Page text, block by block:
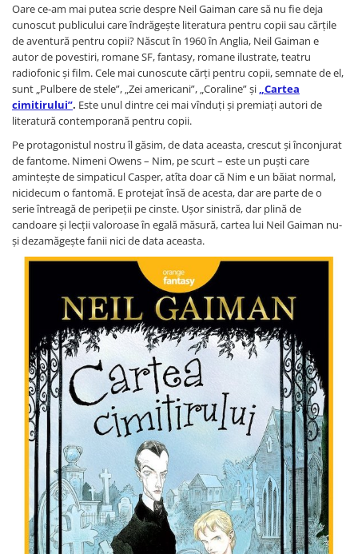
Oare ce-am mai putea scrie despre Neil Gaiman care să nu fie deja
cunoscut publicului care îndrăgește literatura pentru copii sau cărțile
de aventură pentru copii? Născut în 1960 în Anglia, Neil Gaiman e
autor de povestiri, romane SF, fantasy, romane ilustrate, teatru
radiofonic și film. Cele mai cunoscute cărți pentru copii, semnate de el,
sunt „Pulbere de stele”, „Zei americani”, „Coraline” și „Cartea
cimitirului”. Este unul dintre cei mai vînduți și premiați autori de
literatură contemporană pentru copii.
Pe protagonistul nostru îl găsim, de data aceasta, crescut și înconjurat
de fantome. Nimeni Owens – Nim, pe scurt – este un puști care
amintește de simpaticul Casper, atîta doar că Nim e un băiat normal,
nicidecum o fantomă. E protejat însă de acesta, dar are parte de o
serie întreagă de peripeții pe cinste. Ușor sinistră, dar plină de
candoare și lecții valoroase în egală măsură, cartea lui Neil Gaiman nu-
și dezamăgește fanii nici de data aceasta.